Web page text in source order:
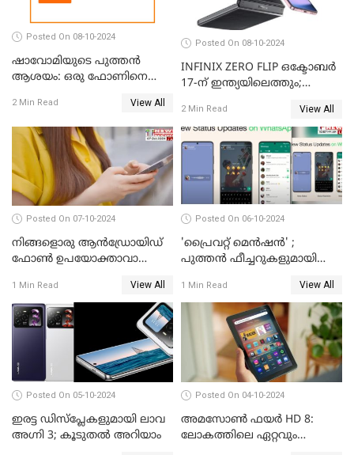
Posted On 08-10-2024
ഷാവോമിയുടെ പുത്തൻ
ആശയം: ഒരു ഫോണിനെ
2 Min Read View All
Posted On 08-10-2024
INFINIX ZERO FLIP ഒക്ടോബർ
17-ന് ഇന്ത്യയിലെത്തും;
കാര്യങ്ങൾ
2 Min Read View All
Posted On 07-10-2024
നിങ്ങളൊരു ആൻഡ്രോയിഡ്
ഫോൺ ഉപയോക്താവാണോ?
വാർത്ത!
1 Min Read View All
Posted On 06-10-2024
'പ്രൈവറ്റ് മെന്‍ഷന്‍' ;
പുത്തന്‍ ഫീച്ചറുകളുമായി
1 Min Read View All
Posted On 05-10-2024
ഇരട്ട ഡിസ്‌പ്ലേകളുമായി ലാവ
അഗ്നി 3; കൂടുതൽ അറിയാം
Posted On 04-10-2024
അമസോൺ ഫയർ HD 8:
ലോകത്തിലെ ഏറ്റവും